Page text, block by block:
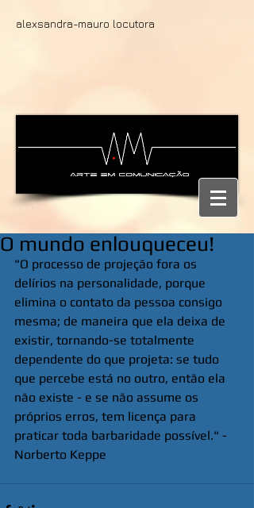
alexsandra-mauro locutora
O mundo enlouqueceu!
"O processo de projeção fora os
delírios na personalidade, porque
elimina o contato da pessoa consigo
mesma; de maneira que ela deixa de
existir, tornando-se totalmente
dependente do que projeta: se tudo
que percebe está no outro, então ela
não existe - e se não assume os
próprios erros, tem licença para
praticar toda barbaridade possível." -
Norberto Keppe